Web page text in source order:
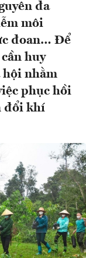
đa
môi
đoan… Để
huy
hội nhằm
phục hồi
đổi khí